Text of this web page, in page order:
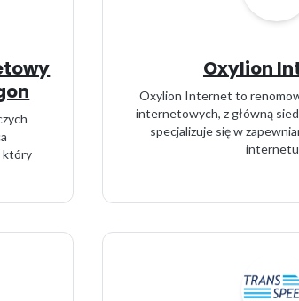
który
Oxylion
Oxylion Internet to
internetowych, z główną
specjalizuje się w